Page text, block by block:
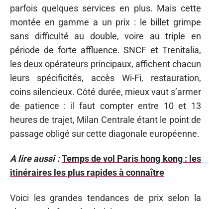
parfois quelques services en plus. Mais cette
montée en gamme a un prix : le billet grimpe
sans difficulté au double, voire au triple en
période de forte affluence. SNCF et Trenitalia,
les deux opérateurs principaux, affichent chacun
leurs spécificités, accès Wi-Fi, restauration,
coins silencieux. Côté durée, mieux vaut s’armer
de patience : il faut compter entre 10 et 13
heures de trajet, Milan Centrale étant le point de
passage obligé sur cette diagonale européenne.
A lire aussi : Temps de vol Paris hong kong : les
itinéraires les plus rapides à connaître
Voici les grandes tendances de prix selon la